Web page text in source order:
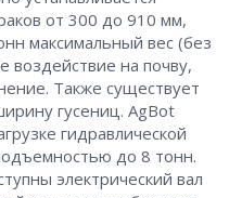
от 300 до 910 мм,
максимальный вес (без
воздействие на почву,
Также существует
гусениц. AgBot
гидравлической
до 8 тонн.
электрический вал